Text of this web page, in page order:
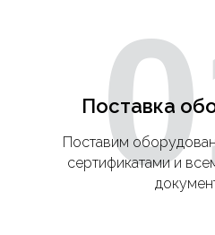
Поставка
Поставим
сертификатами и